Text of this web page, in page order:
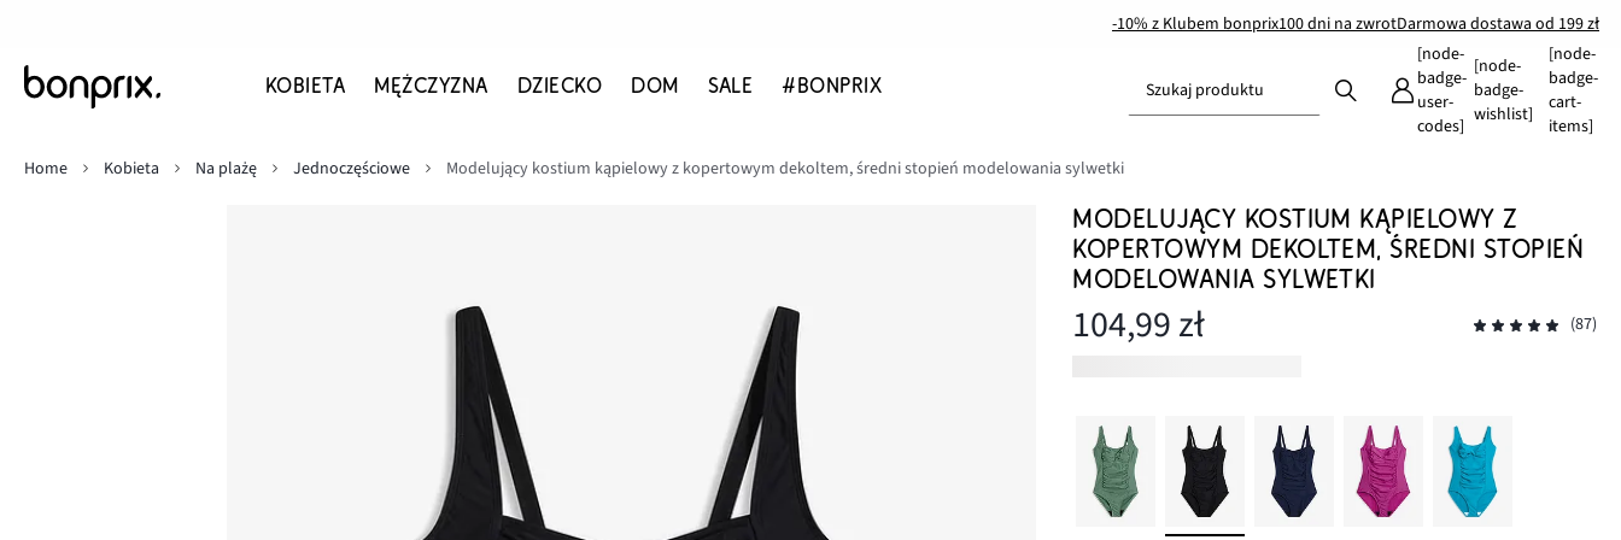
-10% z Klubem bonprix100 dni na zwrotDarmowa dostawa od 199 zł
KOBIETA MĘŻCZYZNA DZIECKO DOM SALE #BONPRIX Szukaj produktu
[node-
badge-
user-
codes]
[node-
badge-
wishlist]
[node-
badge-
cart-
items]
Home
Kobieta Na plażę Jednoczęściowe Modelujący kostium kąpielowy z kopertowym dekoltem, średni stopień modelowania sylwetki
MODELUJĄCY KOSTIUM KĄPIELOWY Z
KOPERTOWYM DEKOLTEM, ŚREDNI STOPIEŃ
MODELOWANIA SYLWETKI
104,99 zł (87)